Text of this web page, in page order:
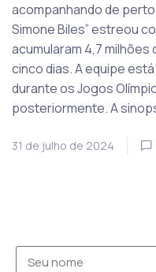
acompanhando de
Simone Biles” estreou
acumularam 4,7
cinco dias. A equipe
durante os Jogos
posteriormente. A
31 de julho de 2024